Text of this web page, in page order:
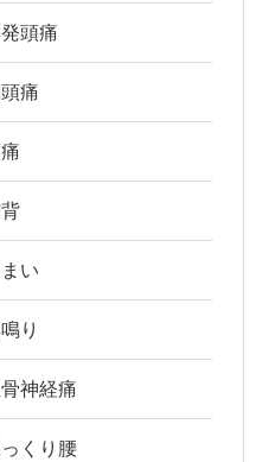
頭痛
痛
い
り
神経痛
くり腰